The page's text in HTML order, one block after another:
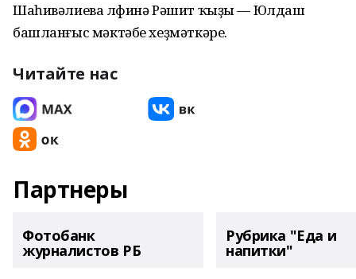
Шаһивәлиева Әлфинә Рәшит ҡыҙы — Юлдаш
башланғыс мәктәбе хеҙмәткәре.
Читайте нас
Партнеры
Фотобанк
журналистов РБ
Рубрика "Еда и
напитки"